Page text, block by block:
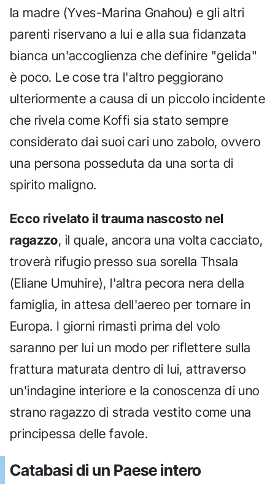
la madre (Yves-Marina Gnahou) e gli altri
parenti riservano a lui e alla sua fidanzata
bianca un'accoglienza che definire "gelida"
è poco. Le cose tra l'altro peggiorano
ulteriormente a causa di un piccolo incidente
che rivela come Koffi sia stato sempre
considerato dai suoi cari uno zabolo, ovvero
una persona posseduta da una sorta di
spirito maligno.
Ecco rivelato il trauma nascosto nel
ragazzo, il quale, ancora una volta cacciato,
troverà rifugio presso sua sorella Thsala
(Eliane Umuhire), l'altra pecora nera della
famiglia, in attesa dell'aereo per tornare in
Europa. I giorni rimasti prima del volo
saranno per lui un modo per riflettere sulla
frattura maturata dentro di lui, attraverso
un'indagine interiore e la conoscenza di uno
strano ragazzo di strada vestito come una
principessa delle favole.
Catabasi di un Paese intero